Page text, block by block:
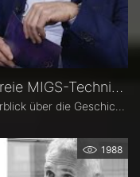
Webinar-Aufnahme: Implantat-freie MIGS-Technik - Vortrag Dr. Karsten Klabe
1988